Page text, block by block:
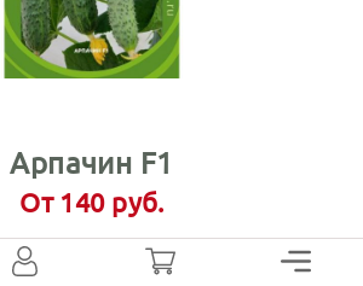
Арпачин F1
От 140 руб.
товарные и вкусовые